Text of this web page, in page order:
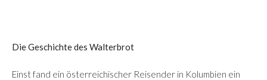
Die Geschichte des Walterbrot
Einst fand ein österreichischer Reisender in Kolumbien ein